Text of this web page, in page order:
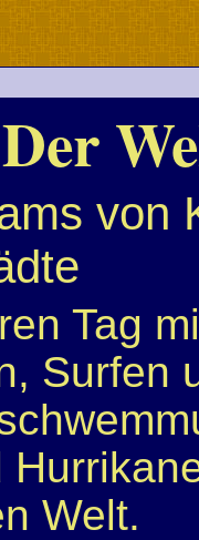
von
Tag
Surfen
Welt.